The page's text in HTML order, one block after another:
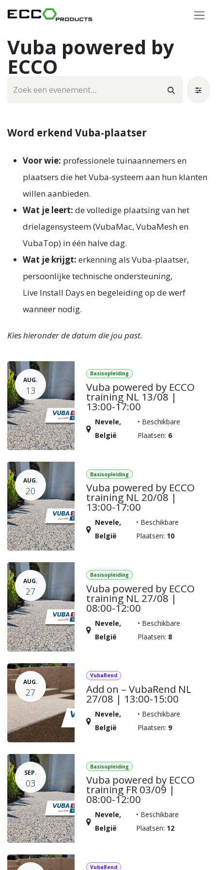
Vuba powered by
ECCO
Word erkend Vuba-plaatser
Voor wie: professionele tuinaannemers en
plaatsers die het Vuba-systeem aan hun klanten
willen aanbieden.
Wat je leert: de volledige plaatsing van het
drielagensysteem (VubaMac, VubaMesh en
VubaTop) in één halve dag.
Wat je krijgt: erkenning als Vuba-plaatser,
persoonlijke technische ondersteuning,
Live Install Days en begeleiding op de werf
wanneer nodig.
Kies hieronder de datum die jou past.
AUG.
13
Basisopleiding
Vuba powered by ECCO
training NL 13/08 |
13:00-17:00
Nevele,
België
• Beschikbare
Plaatsen: 6
AUG.
20
Basisopleiding
Vuba powered by ECCO
training NL 20/08 |
13:00-17:00
Nevele,
België
• Beschikbare
Plaatsen: 10
AUG.
27
Basisopleiding
Vuba powered by ECCO
training NL 27/08 |
08:00-12:00
Nevele,
België
• Beschikbare
Plaatsen: 8
AUG.
27
VubaRend
Add on – VubaRend NL
27/08 | 13:00-15:00
Nevele,
België
• Beschikbare
Plaatsen: 9
SEP.
03
Basisopleiding
Vuba powered by ECCO
training FR 03/09 |
08:00-12:00
Nevele,
België
• Beschikbare
Plaatsen: 12
VubaRend